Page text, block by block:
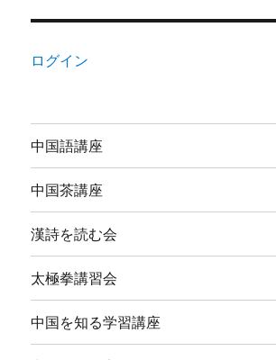
ログイン
中国語講座
中国茶講座
漢詩を読む会
太極拳講習会
中国を知る学習講座